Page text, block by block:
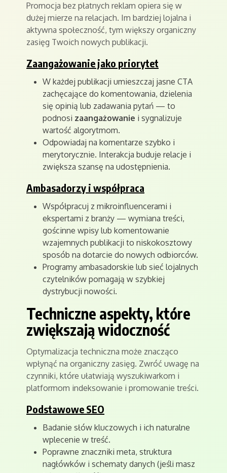
Promocja bez płatnych reklam opiera się w
dużej mierze na relacjach. Im bardziej lojalna i
aktywna społeczność, tym większy organiczny
zasięg Twoich nowych publikacji.
Zaangażowanie jako priorytet
W każdej publikacji umieszczaj jasne CTA
zachęcające do komentowania, dzielenia
się opinią lub zadawania pytań — to
podnosi zaangażowanie i sygnalizuje
wartość algorytmom.
Odpowiadaj na komentarze szybko i
merytorycznie. Interakcja buduje relacje i
zwiększa szansę na udostępnienia.
Ambasadorzy i współpraca
Współpracuj z mikroinfluencerami i
ekspertami z branży — wymiana treści,
gościnne wpisy lub komentowanie
wzajemnych publikacji to niskokosztowy
sposób na dotarcie do nowych odbiorców.
Programy ambasadorskie lub sieć lojalnych
czytelników pomagają w szybkiej
dystrybucji nowości.
Techniczne aspekty, które
zwiększają widoczność
Optymalizacja techniczna może znacząco
wpłynąć na organiczny zasięg. Zwróć uwagę na
czynniki, które ułatwiają wyszukiwarkom i
platformom indeksowanie i promowanie treści.
Podstawowe SEO
Badanie słów kluczowych i ich naturalne
wplecenie w treść.
Poprawne znaczniki meta, struktura
nagłówków i schematy danych (jeśli masz